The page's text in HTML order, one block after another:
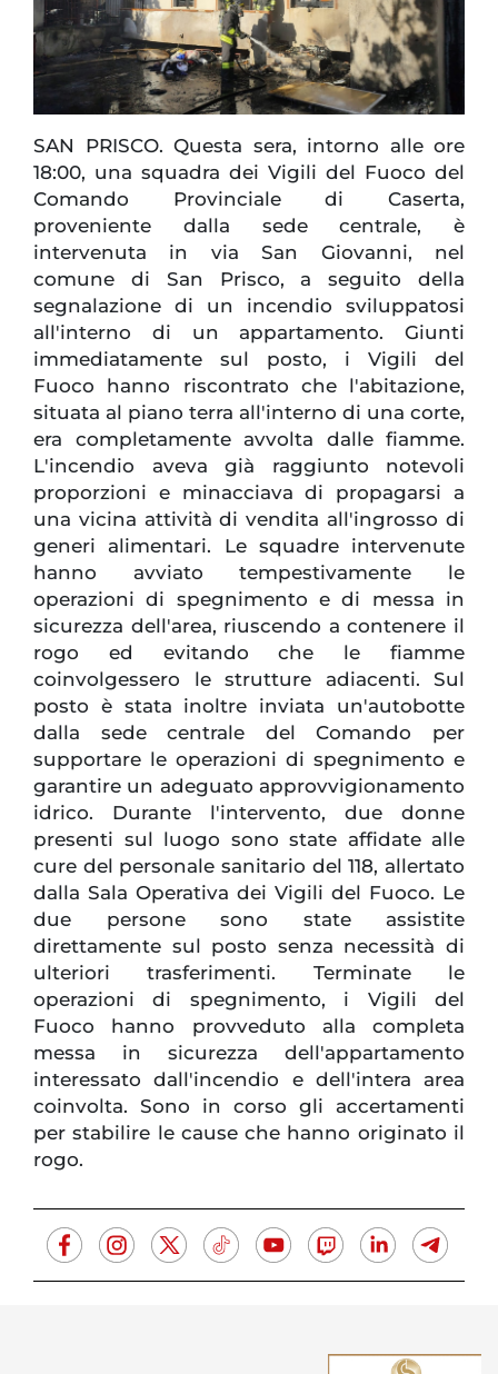
SAN PRISCO. Questa sera, intorno alle ore
18:00, una squadra dei Vigili del Fuoco del
Comando Provinciale di Caserta,
proveniente dalla sede centrale, è
intervenuta in via San Giovanni, nel
comune di San Prisco, a seguito della
segnalazione di un incendio sviluppatosi
all'interno di un appartamento. Giunti
immediatamente sul posto, i Vigili del
Fuoco hanno riscontrato che l'abitazione,
situata al piano terra all'interno di una corte,
era completamente avvolta dalle fiamme.
L'incendio aveva già raggiunto notevoli
proporzioni e minacciava di propagarsi a
una vicina attività di vendita all'ingrosso di
generi alimentari. Le squadre intervenute
hanno avviato tempestivamente le
operazioni di spegnimento e di messa in
sicurezza dell'area, riuscendo a contenere il
rogo ed evitando che le fiamme
coinvolgessero le strutture adiacenti. Sul
posto è stata inoltre inviata un'autobotte
dalla sede centrale del Comando per
supportare le operazioni di spegnimento e
garantire un adeguato approvvigionamento
idrico. Durante l'intervento, due donne
presenti sul luogo sono state affidate alle
cure del personale sanitario del 118, allertato
dalla Sala Operativa dei Vigili del Fuoco. Le
due persone sono state assistite
direttamente sul posto senza necessità di
ulteriori trasferimenti. Terminate le
operazioni di spegnimento, i Vigili del
Fuoco hanno provveduto alla completa
messa in sicurezza dell'appartamento
interessato dall'incendio e dell'intera area
coinvolta. Sono in corso gli accertamenti
per stabilire le cause che hanno originato il
rogo.